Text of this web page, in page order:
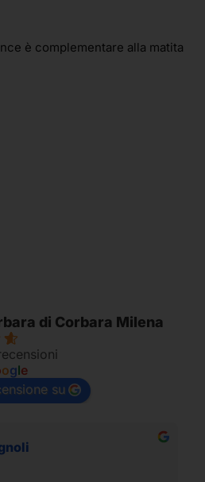
è complementare alla matita
di Corbara Milena
ogle
su